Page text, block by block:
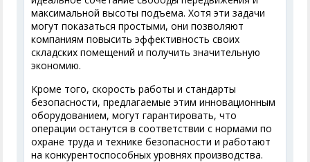
максимальной высоты подъема. Хотя эти задачи
могут показаться простыми, они позволяют
компаниям повысить эффективность своих
складских помещений и получить значительную
экономию.
Кроме того, скорость работы и стандарты
безопасности, предлагаемые этим инновационным
оборудованием, могут гарантировать, что
операции останутся в соответствии с нормами по
охране труда и технике безопасности и работают
на конкурентоспособных уровнях производства.